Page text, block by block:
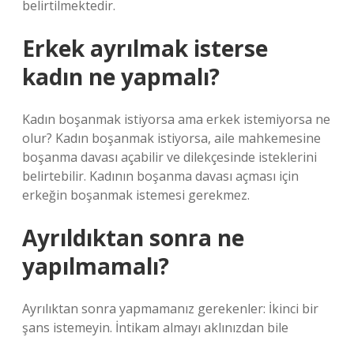
belirtilmektedir.
Erkek ayrılmak isterse
kadın ne yapmalı?
Kadın boşanmak istiyorsa ama erkek istemiyorsa ne
olur? Kadın boşanmak istiyorsa, aile mahkemesine
boşanma davası açabilir ve dilekçesinde isteklerini
belirtebilir. Kadının boşanma davası açması için
erkeğin boşanmak istemesi gerekmez.
Ayrıldıktan sonra ne
yapılmamalı?
Ayrılıktan sonra yapmamanız gerekenler: İkinci bir
şans istemeyin. İntikam almayı aklınızdan bile